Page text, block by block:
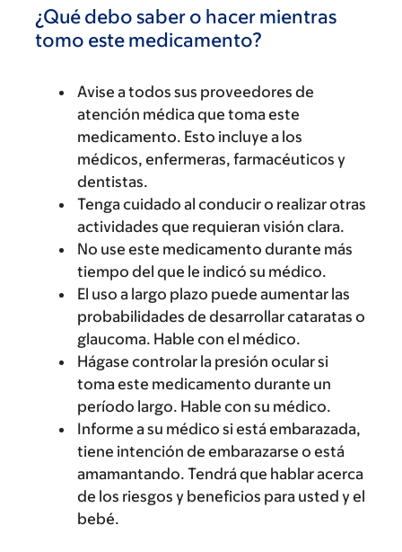
¿Qué debo saber o hacer mientras
tomo este medicamento?
Avise a todos sus proveedores de
atención médica que toma este
medicamento. Esto incluye a los
médicos, enfermeras, farmacéuticos y
dentistas.
Tenga cuidado al conducir o realizar otras
actividades que requieran visión clara.
No use este medicamento durante más
tiempo del que le indicó su médico.
El uso a largo plazo puede aumentar las
probabilidades de desarrollar cataratas o
glaucoma. Hable con el médico.
Hágase controlar la presión ocular si
toma este medicamento durante un
período largo. Hable con su médico.
Informe a su médico si está embarazada,
tiene intención de embarazarse o está
amamantando. Tendrá que hablar acerca
de los riesgos y beneficios para usted y el
bebé.